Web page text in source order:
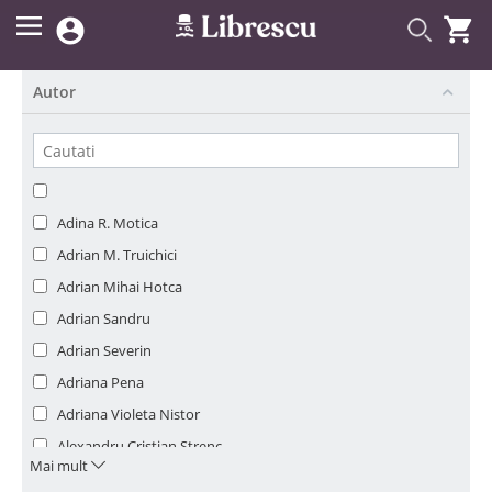
 
Autor
Adina R. Motica
Adrian M. Truichici
Adrian Mihai Hotca
Adrian Sandru
Adrian Severin
Adriana Pena
Adriana Violeta Nistor
Alexandru Cristian Strenc
Alexandru Ticlea
Mai mult